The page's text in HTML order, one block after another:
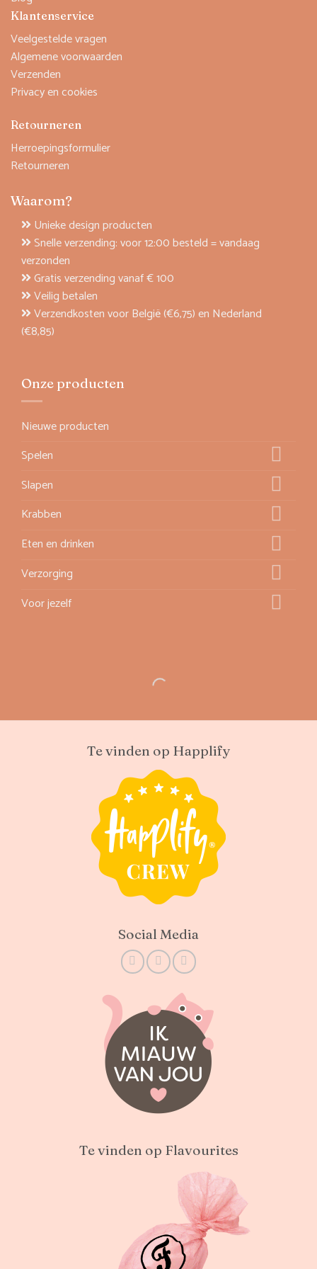
Klantenservice
Veelgestelde vragen
Algemene voorwaarden
Verzenden
Privacy en cookies
Retourneren
Herroepingsformulier
Retourneren
Waarom?
Unieke design producten
Snelle verzending: voor 12:00 besteld = vandaag
verzonden
Gratis verzending vanaf € 100
Veilig betalen
Verzendkosten voor België (€6,75) en Nederland
(€8,85)
Onze producten
Nieuwe producten
Spelen
Slapen
Krabben
Eten en drinken
Verzorging
Voor jezelf
Te vinden op Happlify
Social Media
Te vinden op Flavourites